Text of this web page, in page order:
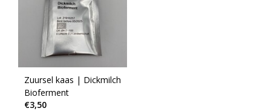
Zuursel kaas | Dickmilch
Bioferment
€3,50